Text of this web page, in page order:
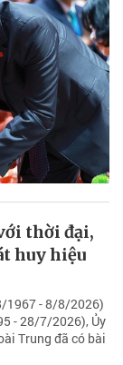
thời đại,
huy hiệu
1967 - 8/8/2026)
- 28/7/2026), Ủy
Trung đã có bài